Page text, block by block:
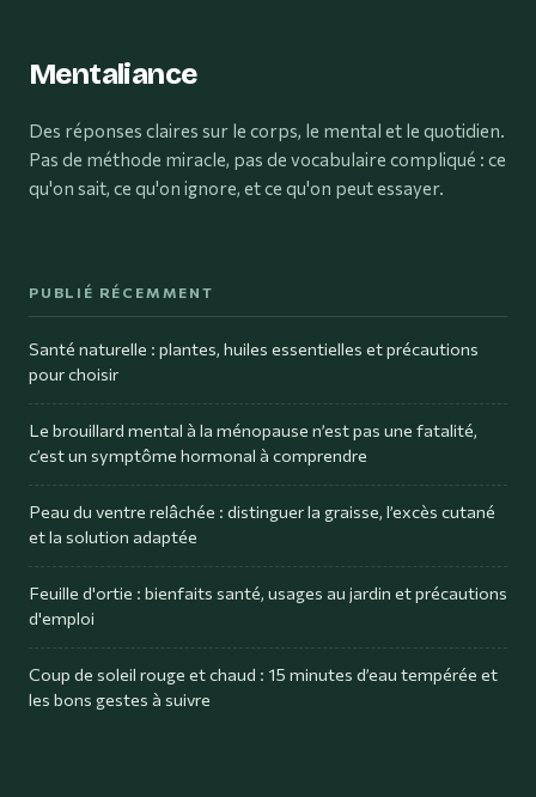
Mentaliance
Des réponses claires sur le corps, le mental et le quotidien.
Pas de méthode miracle, pas de vocabulaire compliqué : ce
qu'on sait, ce qu'on ignore, et ce qu'on peut essayer.
PUBLIÉ RÉCEMMENT
Santé naturelle : plantes, huiles essentielles et précautions
pour choisir
Le brouillard mental à la ménopause n’est pas une fatalité,
c’est un symptôme hormonal à comprendre
Peau du ventre relâchée : distinguer la graisse, l’excès cutané
et la solution adaptée
Feuille d'ortie : bienfaits santé, usages au jardin et précautions
d'emploi
Coup de soleil rouge et chaud : 15 minutes d’eau tempérée et
les bons gestes à suivre